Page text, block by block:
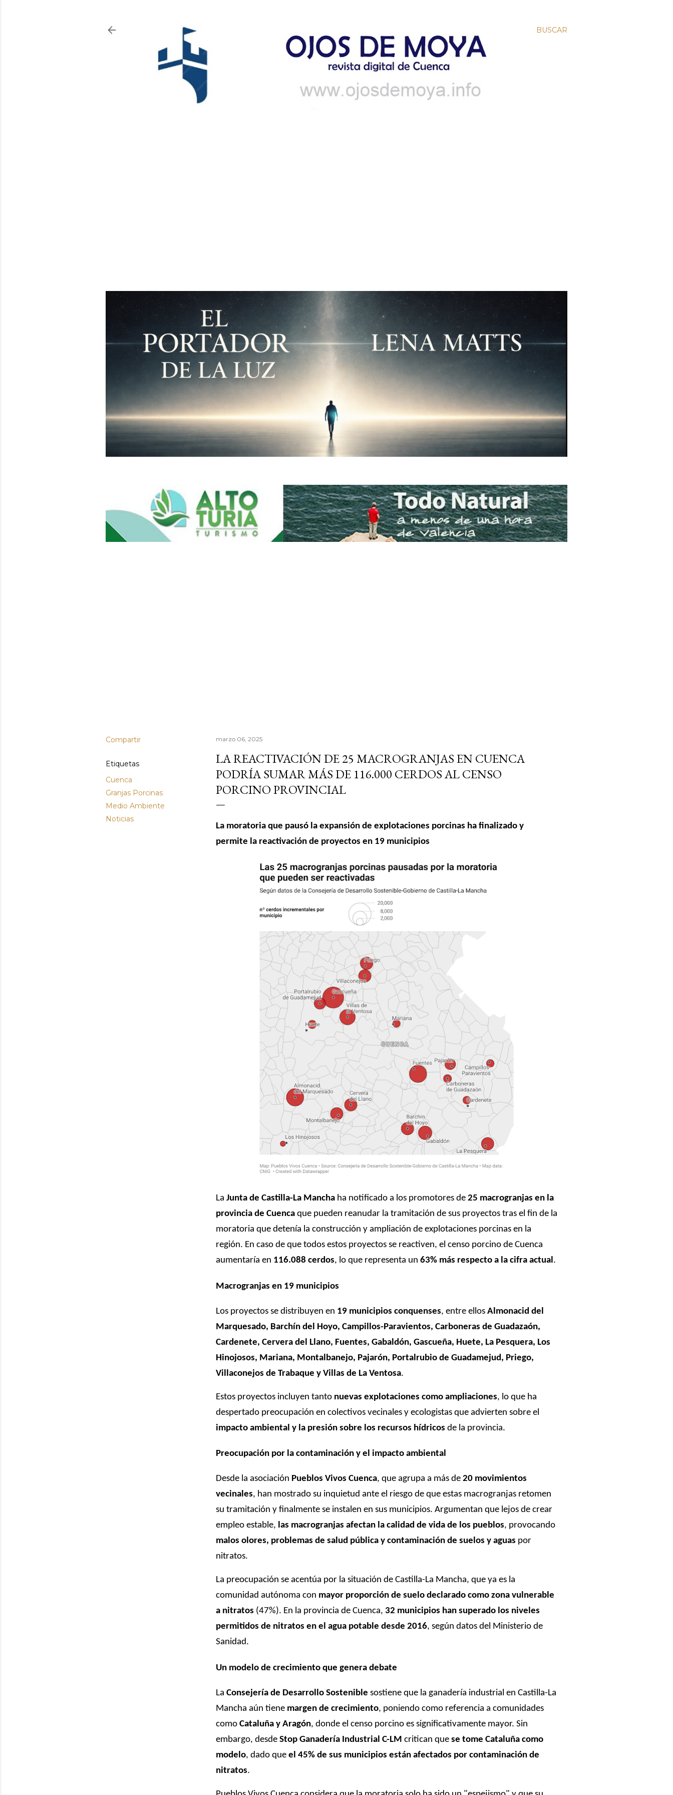
BUSCAR
Compartir
Etiquetas
Cuenca
Granjas Porcinas
Medio Ambiente
Noticias
marzo 06, 2025
LA REACTIVACIÓN DE 25 MACROGRANJAS EN CUENCA
PODRÍA SUMAR MÁS DE 116.000 CERDOS AL CENSO
PORCINO PROVINCIAL
La moratoria que pausó la expansión de explotaciones porcinas ha finalizado y
permite la reactivación de proyectos en 19 municipios
La Junta de Castilla-La Mancha ha notificado a los promotores de 25 macrogranjas en la
provincia de Cuenca que pueden reanudar la tramitación de sus proyectos tras el fin de la
moratoria que detenía la construcción y ampliación de explotaciones porcinas en la
región. En caso de que todos estos proyectos se reactiven, el censo porcino de Cuenca
aumentaría en 116.088 cerdos, lo que representa un 63% más respecto a la cifra actual.
Macrogranjas en 19 municipios
Los proyectos se distribuyen en 19 municipios conquenses, entre ellos Almonacid del
Marquesado, Barchín del Hoyo, Campillos-Paravientos, Carboneras de Guadazaón,
Cardenete, Cervera del Llano, Fuentes, Gabaldón, Gascueña, Huete, La Pesquera, Los
Hinojosos, Mariana, Montalbanejo, Pajarón, Portalrubio de Guadamejud, Priego,
Villaconejos de Trabaque y Villas de La Ventosa.
Estos proyectos incluyen tanto nuevas explotaciones como ampliaciones, lo que ha
despertado preocupación en colectivos vecinales y ecologistas que advierten sobre el
impacto ambiental y la presión sobre los recursos hídricos de la provincia.
Preocupación por la contaminación y el impacto ambiental
Desde la asociación Pueblos Vivos Cuenca, que agrupa a más de 20 movimientos
vecinales, han mostrado su inquietud ante el riesgo de que estas macrogranjas retomen
su tramitación y finalmente se instalen en sus municipios. Argumentan que lejos de crear
empleo estable, las macrogranjas afectan la calidad de vida de los pueblos, provocando
malos olores, problemas de salud pública y contaminación de suelos y aguas por
nitratos.
La preocupación se acentúa por la situación de Castilla-La Mancha, que ya es la
comunidad autónoma con mayor proporción de suelo declarado como zona vulnerable
a nitratos (47%). En la provincia de Cuenca, 32 municipios han superado los niveles
permitidos de nitratos en el agua potable desde 2016, según datos del Ministerio de
Sanidad.
Un modelo de crecimiento que genera debate
La Consejería de Desarrollo Sostenible sostiene que la ganadería industrial en Castilla-La
Mancha aún tiene margen de crecimiento, poniendo como referencia a comunidades
como Cataluña y Aragón, donde el censo porcino es significativamente mayor. Sin
embargo, desde Stop Ganadería Industrial C-LM critican que se tome Cataluña como
modelo, dado que el 45% de sus municipios están afectados por contaminación de
nitratos.